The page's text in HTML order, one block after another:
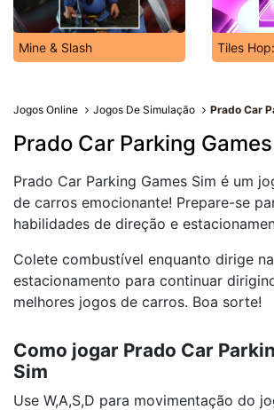
Mine & Slash Tiles
Jogos Online Jogos De Simulação Prado Car
Prado Car Parking
Prado Car Parking Games Sim é um
de carros emocionante! Prepare-se
habilidades de direção e
Colete combustível enquanto dirige
estacionamento para continuar
melhores jogos de carros. Boa sorte!
Como jogar Prado Car
Sim
Use W,A,S,D para movimentação do